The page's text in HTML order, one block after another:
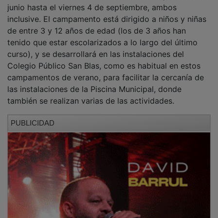
inclusive. El campamento está dirigido a niños y niñas
de entre 3 y 12 años de edad (los de 3 años han
tenido que estar escolarizados a lo largo del último
curso), y se desarrollará en las instalaciones del
Colegio Público San Blas, como es habitual en estos
campamentos de verano, para facilitar la cercanía de
las instalaciones de la Piscina Municipal, donde
también se realizan varias de las actividades.